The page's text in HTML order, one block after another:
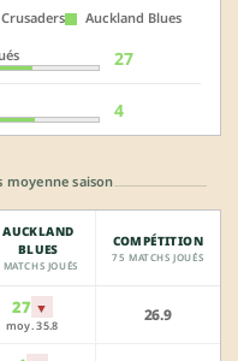
Auckland Blues
27
4
moyenne saison
AUCKLAND
BLUES
JOUÉS
COMPÉTITION
75 MATCHS JOUÉS
27 ▼
moy. 35.8
26.9